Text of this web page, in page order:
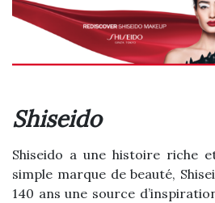
Shiseido
Shiseido a une histoire riche
simple marque de beauté,
140 ans une source